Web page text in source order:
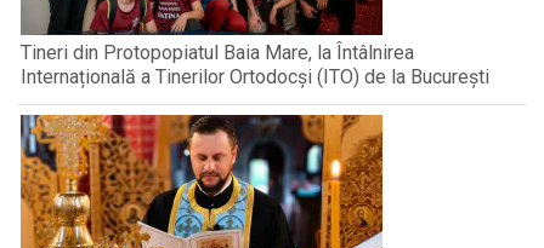
Tineri din Protopopiatul Baia Mare, la Întâlnirea
Internațională a Tinerilor Ortodocși (ITO) de la București